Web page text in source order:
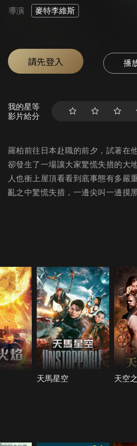
導演 麥特李維斯
請先登入 播
我的星等
影片給分
羅柏前往日本赴職的前夕，試著在
卻發生了一場讓大家驚慌失措的大
人也衝上屋頂看看到底事態有多嚴
亂之中驚慌失措，一邊尖叫一邊摸
天馬星空 天空